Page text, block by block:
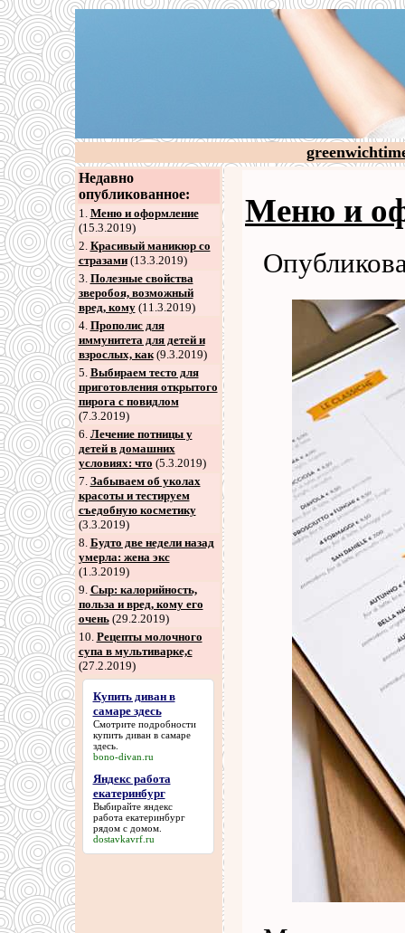
Недавно
опубликованное:
1. Меню и оформление
(15.3.2019)
2. Красивый маникюр со
стразами(13.3.2019)
3. Полезные свойства
зверобоя, возможный
вред, кому(11.3.2019)
4. Прополис для
иммунитета для детей и
взрослых, как(9.3.2019)
5. Выбираем тесто для
приготовления открытого
пирога с повидлом
(7.3.2019)
6. Лечение потницы у
детей в домашних
условиях: что (5.3.2019)
7. Забываем об уколах
красоты и тестируем
съедобную косметику
(3.3.2019)
8. Будто две недели назад
умерла: жена экс
(1.3.2019)
9. Сыр: калорийность,
польза и вред, кому его
очень(29.2.2019)
10. Рецепты молочного
супа в мультиварке,с
(27.2.2019)
Купить диван в
самаре здесь
Смотрите подробности
купить диван в самаре
здесь.
bono-divan.ru
Яндекс работа
екатеринбург
Выбирайте яндекс
работа екатеринбург
рядом с домом.
dostavkavrf.ru
Меню и